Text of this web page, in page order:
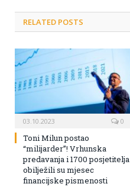
RELATED POSTS
03.10.2023 0
Toni Milun postao
“milijarder”! Vrhunska
predavanja i 1700 posjetitelja
obilježili su mjesec
financijske pismenosti